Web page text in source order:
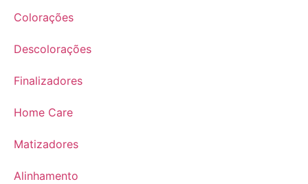
Colorações
Descolorações
Finalizadores
Home Care
Matizadores
Alinhamento